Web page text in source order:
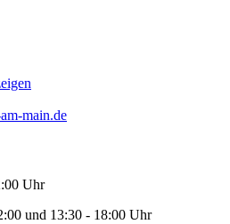
main.de
Uhr
13:30 - 18:00 Uhr